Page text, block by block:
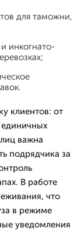
для таможни,
инкогнато-
клиентов: от
важна
подрядчика за
В работе
что
в режиме
уведомления